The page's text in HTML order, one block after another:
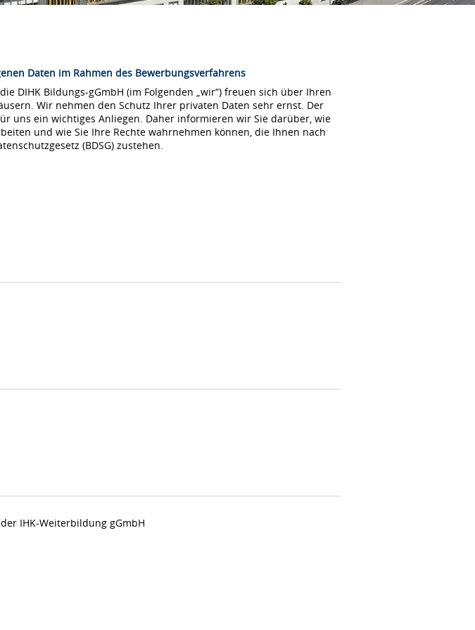
Daten im Rahmen des Bewerbungsverfahrens
DIHK Bildungs-gGmbH (im Folgenden „wir“) freuen sich über Ihren
Wir nehmen den Schutz Ihrer privaten Daten sehr ernst. Der
uns ein wichtiges Anliegen. Daher informieren wir Sie darüber, wie
und wie Sie Ihre Rechte wahrnehmen können, die Ihnen nach
(BDSG) zustehen.
IHK-Weiterbildung gGmbH